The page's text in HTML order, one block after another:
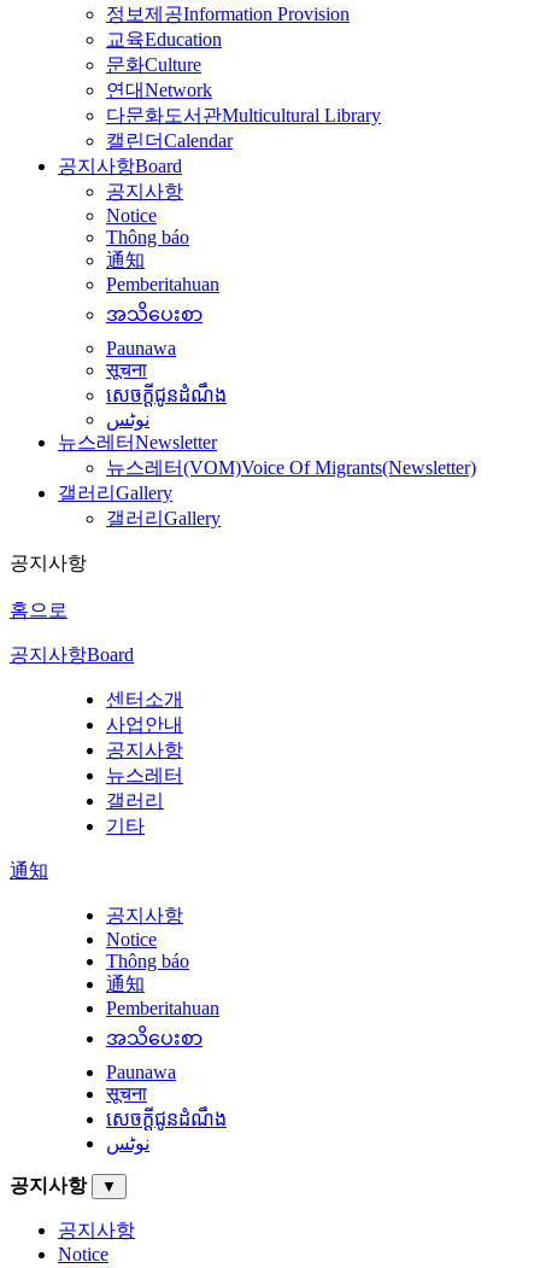
정보제공Information Provision
교육Education
문화Culture
연대Network
다문화도서관Multicultural Library
캘린더Calendar
공지사항Board
공지사항
Notice
Thông báo
通知
Pemberitahuan
အသိပေးစာ
Paunawa
सूचना
សេចក្តីជូនដំណឹង
نوٹس
뉴스레터Newsletter
뉴스레터(VOM)Voice Of Migrants(Newsletter)
갤러리 Gallery
갤러리 Gallery
공지사항
홈으로
공지사항Board
센터소개
사업안내
공지사항
뉴스레터
갤러리
기타
通知
공지사항
Notice
Thông báo
通知
Pemberitahuan
အသိပေးစာ
Paunawa
सूचना
សេចក្តីជូនដំណឹង
نوٹس
공지사항 ▼
공지사항
Notice